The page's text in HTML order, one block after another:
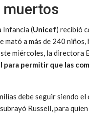
muertos
Infancia (Unicef) recibió
mató a más de 240
miércoles, la directora
para permitir que las
debe seguir siendo
Russell, para